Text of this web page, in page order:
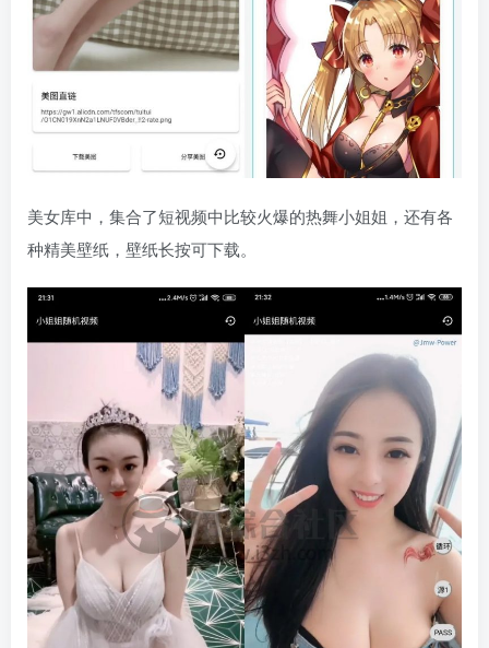
美女库中，集合了短视频中比较火爆的热舞小姐姐，还有各
种精美壁纸，壁纸长按可下载。